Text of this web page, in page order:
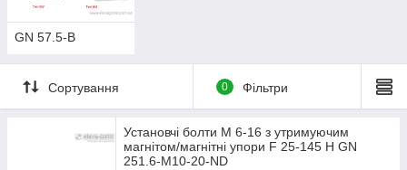
GN 57.5-B
Сортування 0 Фільтри
Установчі болти М 6-16 з утримуючим
магнітом/магнітні упори F 25-145 Н GN
251.6-M10-20-ND